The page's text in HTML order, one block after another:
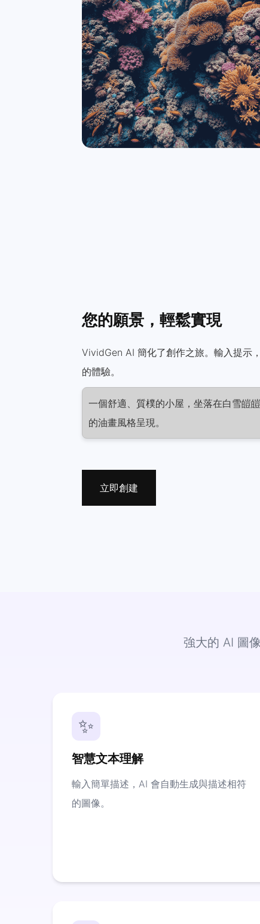
您的願景，輕鬆實現
VividGen AI 簡化了創作之旅。輸入提示
的體驗。
一個舒適、質樸的小屋，坐落在白雪皚
的油畫風格呈現。
立即創建
強大的 AI 圖
✨
智慧文本理解
輸入簡單描述，AI 會自動生成與描述相符
的圖像。